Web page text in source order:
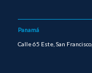
Panamá
Calle 65 Este, San